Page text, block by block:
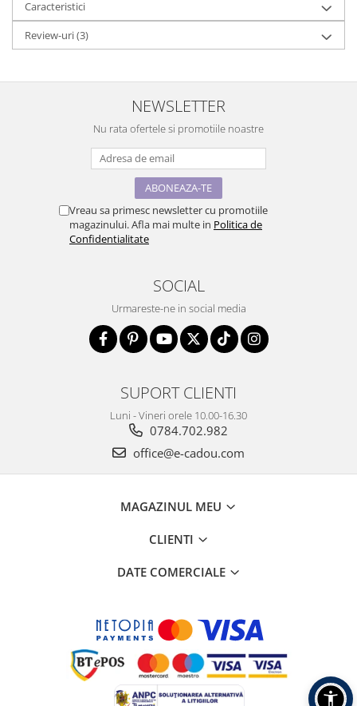
Caracteristici
Review-uri(3)
NEWSLETTER
Nu rata ofertele si promotiile noastre
Vreau sa primesc newsletter cu promotiile
magazinului. Afla mai multe in Politica de
Confidentialitate
SOCIAL
Urmareste-ne in social media
SUPORT CLIENTI
Luni - Vineri orele 10.00-16.30
0784.702.982
office@e-cadou.com
MAGAZINUL MEU
CLIENTI
DATE COMERCIALE